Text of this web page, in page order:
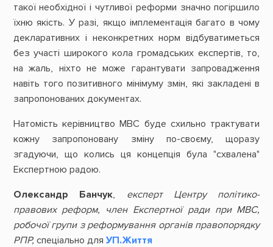
такої необхідної і чутливої реформи значно погіршило
їхню якість. У разі, якщо імплементація багато в чому
декларативних і неконкретних норм відбуватиметься
без участі широкого кола громадських експертів, то,
на жаль, ніхто не може гарантувати запровадження
навіть того позитивного мінімуму змін, які закладені в
запропонованих документах.
Натомість керівництво МВС буде схильно трактувати
кожну запропоновану зміну по-своєму, щоразу
згадуючи, що колись ця концепція була "схвалена"
Експертною радою.
Олександр Банчук, експерт Центру політико-
правових реформ, член Експертної ради при МВС,
робочої групи з реформування органів правопорядку
РПР, спеціально для УП.Життя